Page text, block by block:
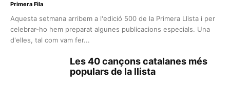
Primera Fila
Aquesta setmana arribem a l'edició 500 de la Primera Llista i per
celebrar-ho hem preparat algunes publicacions especials. Una
d'elles, tal com vam fer...
Les 40 cançons catalanes més
populars de la llista